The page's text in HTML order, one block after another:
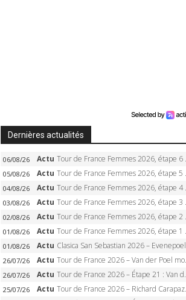
Dernières actualités
06/08/26 Actu Tour de France Femmes 2026, étape 6 – Kim Le Court-Pienaar gagne à Tournon, Reusser en jaune
05/08/26 Actu Tour de France Femmes 2026, étape 5 – Demi Vollering gagne à Belleville, Reusser en jaune, Ferrand-Prévot coule
04/08/26 Actu Tour de France Femmes 2026, étape 4 – Marlen Reusser écrase le chrono, Ferrand-Prévot en crise
03/08/26 Actu Tour de France Femmes 2026, étape 3 – Sigrid Haugset en solitaire, 88 km d’échappée, maillot jaune
02/08/26 Actu Tour de France Femmes 2026, étape 2 – Lorena Wiebes doublé à Genève, Markus héroïque, 7e record
01/08/26 Actu Tour de France Femmes 2026, étape 1 – Lorena Wiebes intouchable à Lausanne, premier maillot jaune
01/08/26 Actu Clasica San Sebastian 2026 – Evenepoel recordman, 4e victoire, Carapaz battu au sprint
26/07/26 Actu Tour de France 2026 – Van der Poel monumental à Paris, Pogacar égale le record des cinq sacres
26/07/26 Actu Tour de France 2026 – Étape 21 : Van der Poel, Pogacar, qui succédera à Wout van Aert sur les Champs-Elysées ?
25/07/26 Actu Tour de France 2026 – Richard Carapaz roi des Alpes, doublé et maillot à pois, Seixas perd le podium